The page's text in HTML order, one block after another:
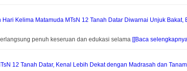
Hari Kelima Matamuda MTsN 12 Tanah Datar Diwarnai Unjuk
penuh keseruan dan edukasi selama [[Baca
12 Tanah Datar, Kenal Lebih Dekat dengan Madrasah dan